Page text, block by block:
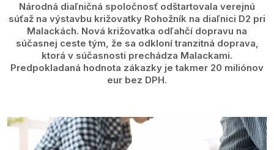
Národná diaľničná spoločnosť odštartovala verejnú
súťaž na výstavbu križovatky Rohožník na diaľnici D2 pri
Malackách. Nová križovatka odľahčí dopravu na
súčasnej ceste tým, že sa odkloní tranzitná doprava,
ktorá v súčasnosti prechádza Malackami.
Predpokladaná hodnota zákazky je takmer 20 miliónov
eur bez DPH.